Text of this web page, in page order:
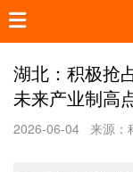
湖北：积极抢
未来产业制高
2026-06-04 来源：